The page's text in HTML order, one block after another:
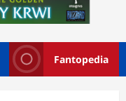
Fantopedia